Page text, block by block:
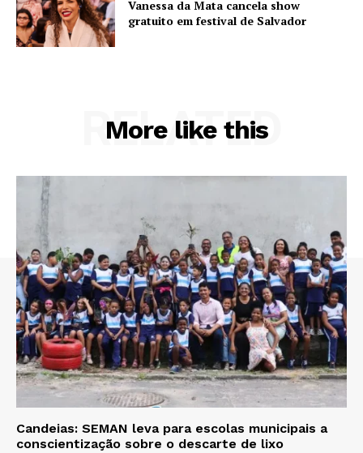
Vanessa da Mata cancela show
gratuito em festival de Salvador
More like this
RELATED
Candeias: SEMAN leva para escolas municipais a
conscientização sobre o descarte de lixo